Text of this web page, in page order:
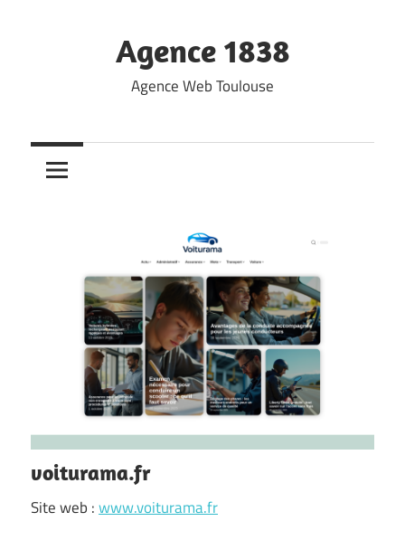
Agence 1838
Agence Web Toulouse
voiturama.fr
Site web :www.voiturama.fr